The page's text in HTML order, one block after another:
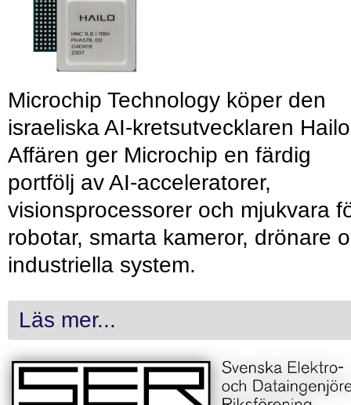
Microchip Technology köper den
israeliska AI-kretsutvecklaren
Affären ger Microchip en färdig
portfölj av AI-acceleratorer,
visionsprocessorer och mjukvara
robotar, smarta kameror, drönare
industriella system.
Läs mer...